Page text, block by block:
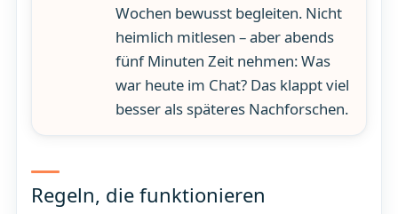
Wochen bewusst begleiten. Nicht
heimlich mitlesen – aber abends
fünf Minuten Zeit nehmen: Was
war heute im Chat? Das klappt viel
besser als späteres Nachforschen.
Regeln, die funktionieren